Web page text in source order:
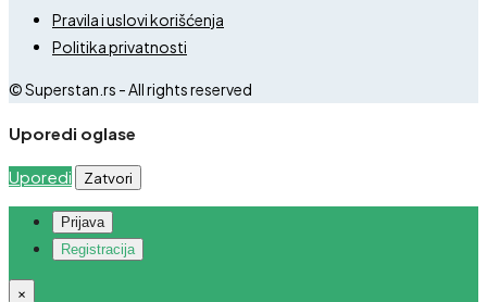
Pravila i uslovi korišćenja
Politika privatnosti
© Superstan.rs - All rights reserved
Uporedi oglase
Uporedi Zatvori
Prijava
Registracija
×